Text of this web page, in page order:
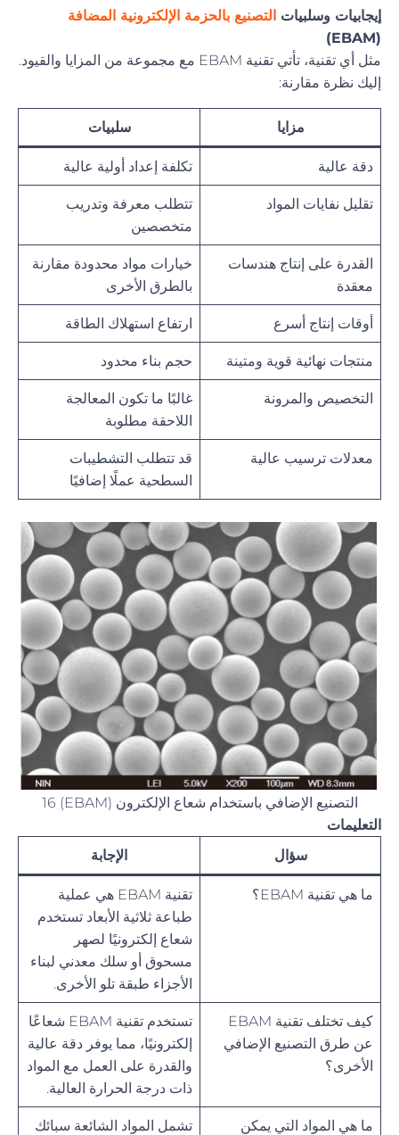
إيجابيات وسلبيات التصنيع بالحزمة الإلكترونية المضافة
(EBAM)
مثل أي تقنية، تأتي تقنية EBAM مع مجموعة من المزايا والقيود.
إليك نظرة مقارنة:
مزايا سلبيات
دقة عالية تكلفة إعداد أولية عالية
تقليل نفايات المواد
تتطلب معرفة وتدريب
متخصصين
القدرة على إنتاج هندسات
معقدة
خيارات مواد محدودة مقارنة
بالطرق الأخرى
أوقات إنتاج أسرع ارتفاع استهلاك الطاقة
منتجات نهائية قوية ومتينة حجم بناء محدود
التخصيص والمرونة
غالبًا ما تكون المعالجة
اللاحقة مطلوبة
معدلات ترسيب عالية
قد تتطلب التشطيبات
السطحية عملًا إضافيًا
التصنيع الإضافي باستخدام شعاع الإلكترون (EBAM) 16
التعليمات
سؤال
الإجابة
ما هي تقنية EBAM؟
تقنية EBAM هي عملية
طباعة ثلاثية الأبعاد تستخدم
شعاع إلكترونيًا لصهر
مسحوق أو سلك معدني لبناء
الأجزاء طبقة تلو الأخرى.
كيف تختلف تقنية EBAM
عن طرق التصنيع الإضافي
الأخرى؟
تستخدم تقنية EBAM شعاعًا
إلكترونيًا، مما يوفر دقة عالية
والقدرة على العمل مع المواد
ذات درجة الحرارة العالية.
ما هي المواد التي يمكن تشمل المواد الشائعة سبائك